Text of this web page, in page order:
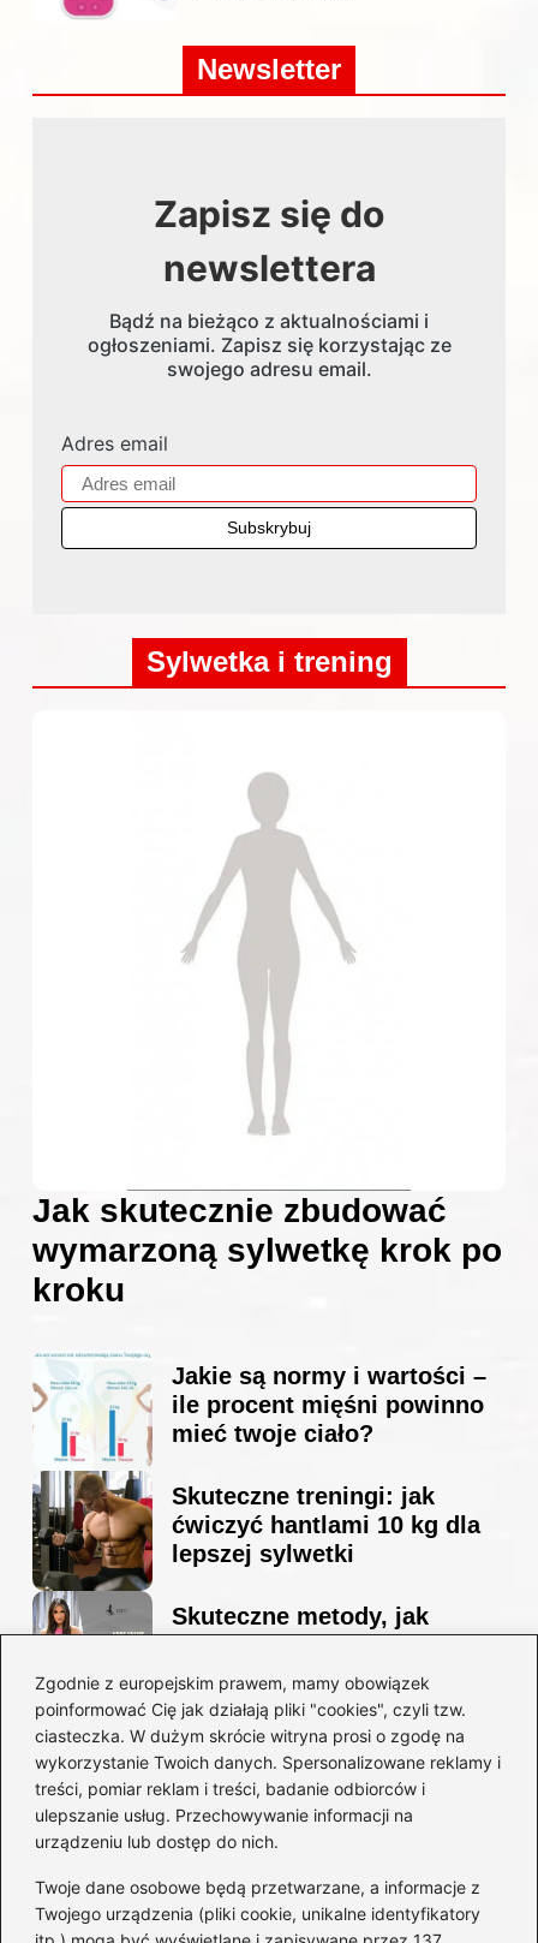
Zgodnie z europejskim prawem, mamy obowiązek
poinformować Cię jak działają pliki "cookies", czyli tzw.
ciasteczka. W dużym skrócie witryna prosi o zgodę na
wykorzystanie Twoich danych. Spersonalizowane reklamy i
treści, pomiar reklam i treści, badanie odbiorców i
ulepszanie usług. Przechowywanie informacji na
urządzeniu lub dostęp do nich.
Twoje dane osobowe będą przetwarzane, a informacje z
Twojego urządzenia (pliki cookie, unikalne identyfikatory
Newsletter
Zapisz się do
newslettera
Bądź na bieżąco z aktualnościami i
ogłoszeniami. Zapisz się korzystając ze
swojego adresu email.
Adres email
Sylwetka i trening
Jak skutecznie zbudować
wymarzoną sylwetkę krok po
kroku
Jakie są normy i wartości –
ile procent mięśni powinno
mieć twoje ciało?
Skuteczne treningi: jak
ćwiczyć hantlami 10 kg dla
lepszej sylwetki
Skuteczne metody, jak
sylwetkę w zaledwie 90 dni
Idealny garnitur: jak dobrać
go do swojej sylwetki?
Kategorie